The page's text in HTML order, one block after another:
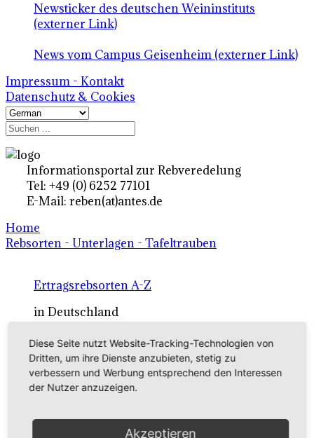
Newsticker des deutschen Weininstituts
(externer Link)
News vom Campus Geisenheim (externer Link)
Impressum - Kontakt
Datenschutz & Cookies
Informationsportal zur Rebveredelung
Tel: +49 (0) 6252 77101
E-Mail: reben(at)antes.de
Home
Rebsorten - Unterlagen - Tafeltrauben
Ertragsrebsorten A-Z
in Deutschland
Rebsorten international
externe Links
Tafeltraubensorten
Diese Seite nutzt Website-Tracking-Technologien von
Dritten, um ihre Dienste anzubieten, stetig zu
verbessern und Werbung entsprechend den Interessen
der Nutzer anzuzeigen.
Akzeptieren